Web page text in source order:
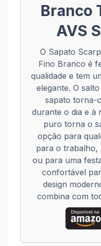
Branco
AVS
O Sapato
Fino Branco é
qualidade e tem
elegante. O
sapato torna-
durante o dia e à
puro torna o
opção para
para o
ou para uma
confortável
design
combina com